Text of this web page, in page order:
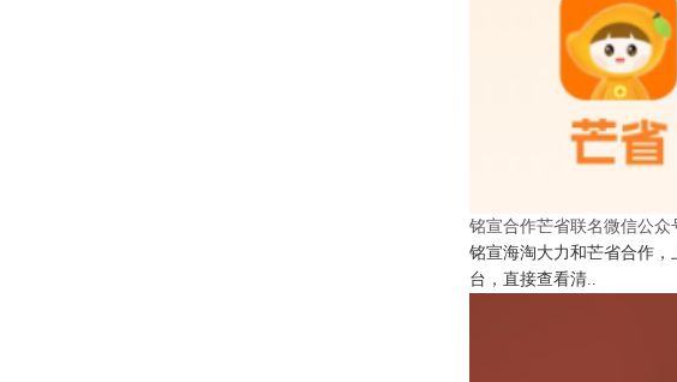
铭宣合作芒省联名微信公
铭宣海淘大力和芒省合作
台，直接查看清..